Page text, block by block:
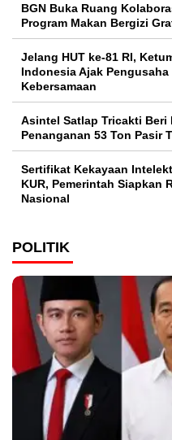
BGN Buka Ruang
Program Makan Bergizi
Jelang HUT ke-81 RI,
Indonesia Ajak
Kebersamaan
Asintel Satlap Tricakti Beri
Penanganan 53 Ton Pasir
Sertifikat Kekayaan
KUR, Pemerintah Siapkan
Nasional
POLITIK